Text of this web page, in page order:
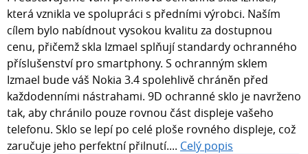
která vznikla ve spolupráci s předními výrobci. Naším
cílem bylo nabídnout vysokou kvalitu za dostupnou
cenu, přičemž skla Izmael splňují standardy ochranného
příslušenství pro smartphony. S ochranným sklem
Izmael bude váš Nokia 3.4 spolehlivě chráněn před
každodenními nástrahami. 9D ochranné sklo je navrženo
tak, aby chránilo pouze rovnou část displeje vašeho
telefonu. Sklo se lepí po celé ploše rovného displeje, což
zaručuje jeho perfektní přilnutí.... Celý popis